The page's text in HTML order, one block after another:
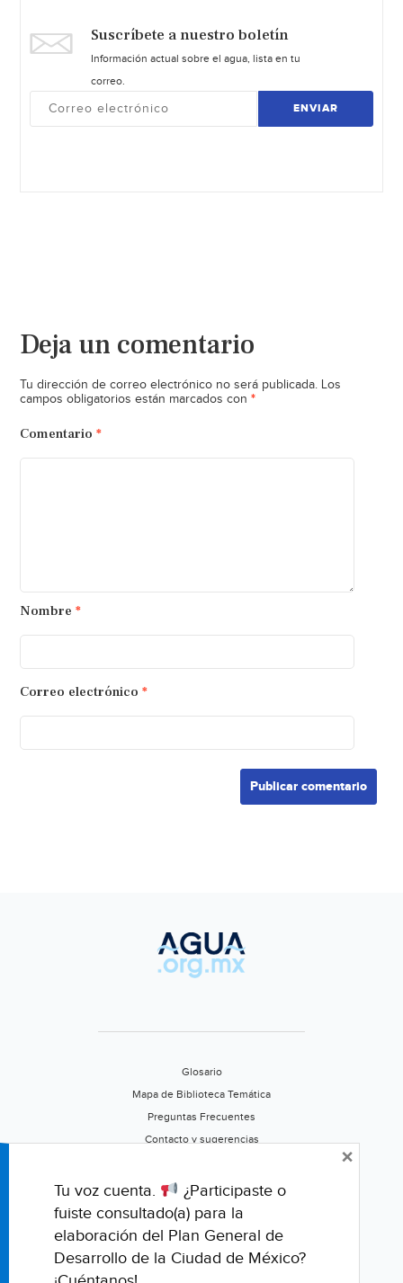
Suscríbete a nuestro boletín
Información actual sobre el agua, lista en tu
correo.
ENVIAR
Deja un comentario
Tu dirección de correo electrónico no será publicada. Los
campos obligatorios están marcados con *
Comentario *
Nombre *
Correo electrónico *
Glosario
Mapa de Biblioteca Temática
Preguntas Frecuentes
Contacto y sugerencias
Califica este portal
Tu voz cuenta.
¿Participaste o
fuiste consultado(a) para la
elaboración del Plan General de
Desarrollo de la Ciudad de México?
×